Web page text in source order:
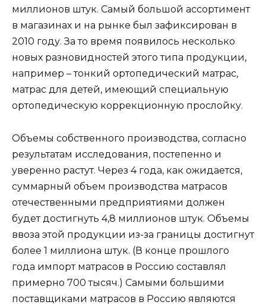
миллионов штук. Самый большой ассортимент
в магазинах и на рынке был зафиксирован в
2010 году. За то время появилось несколько
новых разновидностей этого типа продукции,
например – тонкий ортопедический матрас,
матрас для детей, имеющий специальную
ортопедическую коррекционную прослойку.
Объемы собственного производства, согласно
результатам исследования, постепенно и
уверенно растут. Через 4 года, как ожидается,
суммарный объем производства матрасов
отечественными предприятиями должен
будет достигнуть 4,8 миллионов штук. Объемы
ввоза этой продукции из-за границы достигнут
более 1 миллиона штук. (В конце прошлого
года импорт матрасов в Россию составлял
примерно 700 тысяч.) Самыми большими
поставщиками матрасов в Россию являются